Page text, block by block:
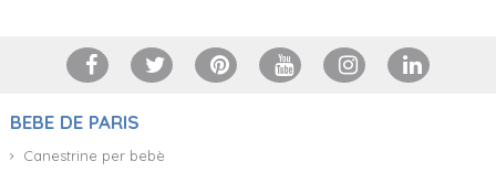
BEBE DE PARIS
Canestrine per bebè